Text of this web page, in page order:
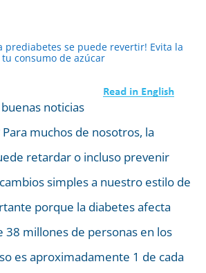
prediabetes se puede revertir! Evita la
consumo de azúcar
noticias
muchos de nosotros, la
retardar o incluso prevenir
simples a nuestro estilo de
porque la diabetes afecta
millones de personas en los
es aproximadamente 1 de cada